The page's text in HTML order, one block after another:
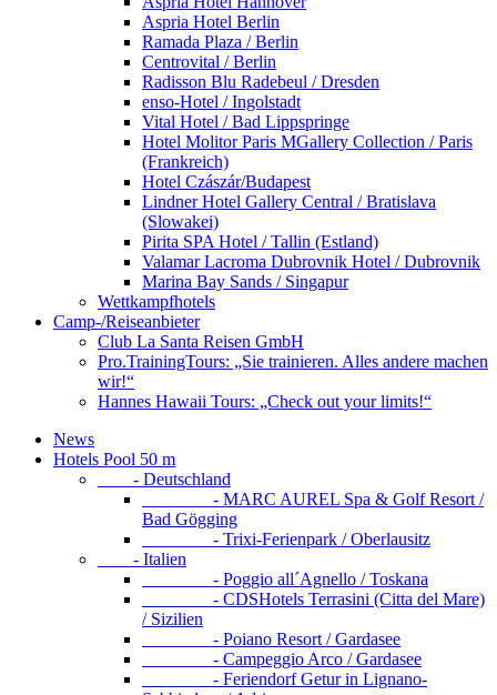
Aspria Hotel Berlin
Ramada Plaza / Berlin
Centrovital / Berlin
Radisson Blu Radebeul / Dresden
enso-Hotel / Ingolstadt
Vital Hotel / Bad Lippspringe
Hotel Molitor Paris MGallery Collection / Paris
(Frankreich)
Hotel Czászár/Budapest
Lindner Hotel Gallery Central / Bratislava
(Slowakei)
Pirita SPA Hotel / Tallin (Estland)
Valamar Lacroma Dubrovnik Hotel / Dubrovnik
Marina Bay Sands / Singapur
Wettkampfhotels
Camp-/Reiseanbieter
Club La Santa Reisen GmbH
Pro.TrainingTours: „Sie trainieren. Alles andere machen
wir!“
Hannes Hawaii Tours: „Check out your limits!“
News
Hotels Pool 50 m
- Deutschland
- MARC AUREL Spa & Golf Resort /
Bad Gögging
- Trixi-Ferienpark / Oberlausitz
- Italien
- Poggio all´Agnello / Toskana
- CDSHotels Terrasini (Citta del Mare)
/ Sizilien
- Poiano Resort / Gardasee
- Campeggio Arco / Gardasee
- Feriendorf Getur in Lignano-